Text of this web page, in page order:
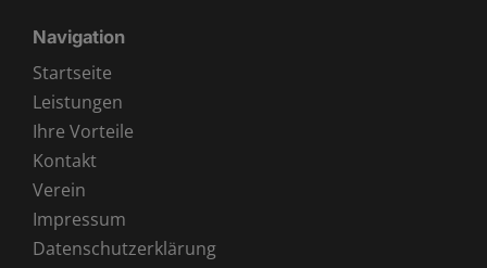
Navigation
Startseite
Leistungen
Ihre Vorteile
Kontakt
Verein
Impressum
Datenschutzerklärung